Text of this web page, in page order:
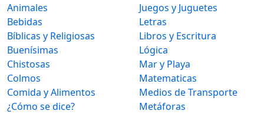
Animales
Bebidas
Bíblicas y Religiosas
Buenísimas
Chistosas
Colmos
Comida y Alimentos
¿Cómo se dice?
Juegos y Juguetes
Letras
Libros y Escritura
Lógica
Mar y Playa
Matematicas
Medios de Transporte
Metáforas